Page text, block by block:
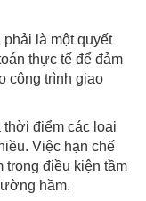
là một quyết
thực tế để đảm
công trình giao
thời điểm các loại
Việc hạn chế
trong điều kiện tầm
hầm.